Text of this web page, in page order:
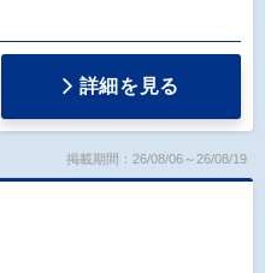
詳細を見る
掲載期間：26/08/06～26/08/19